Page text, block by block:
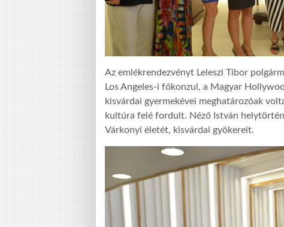
Az emlékrendezvényt Leleszi Tibor
Los Angeles-i főkonzul, a Magyar
kisvárdai gyermekévei meghatározóak
kultúra felé fordult. Néző István
Várkonyi életét, kisvárdai gyökereit.